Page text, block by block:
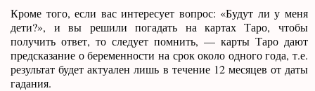
Кроме того, если вас интересует вопрос: «Будут ли у меня
дети?», и вы решили погадать на картах Таро, чтобы
получить ответ, то следует помнить, — карты Таро дают
предсказание о беременности на срок около одного года, т.е.
результат будет актуален лишь в течение 12 месяцев от даты
гадания.